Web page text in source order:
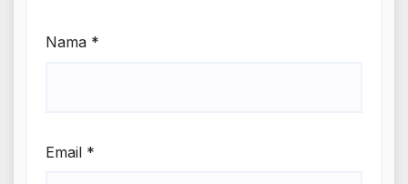
Nama *
Email *